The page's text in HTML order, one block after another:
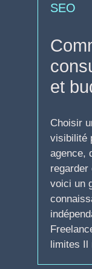
SEO
et
Choisir
visibilité
agence,
voici un
limites Il